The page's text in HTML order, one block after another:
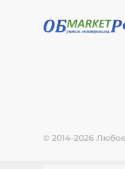
© 2014-2026